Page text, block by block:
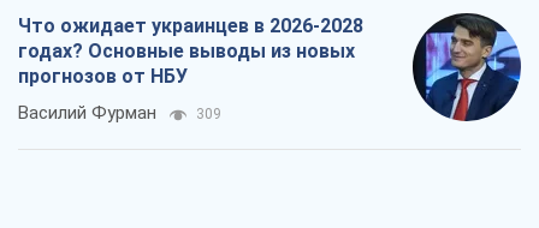
Что ожидает украинцев в 2026-2028
годах? Основные выводы из новых
прогнозов от НБУ
Василий Фурман 309